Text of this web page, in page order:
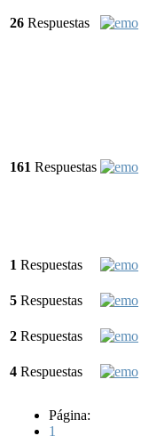
26 Respuestas
161 Respuestas
1 Respuestas
5 Respuestas
2 Respuestas
4 Respuestas
Página:
1